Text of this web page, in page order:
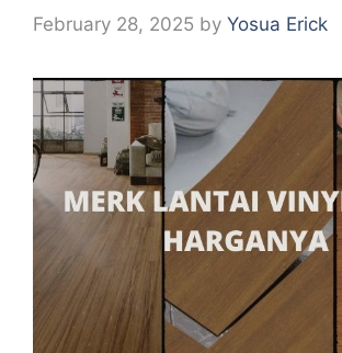
February 28, 2025 by Yosua Erick